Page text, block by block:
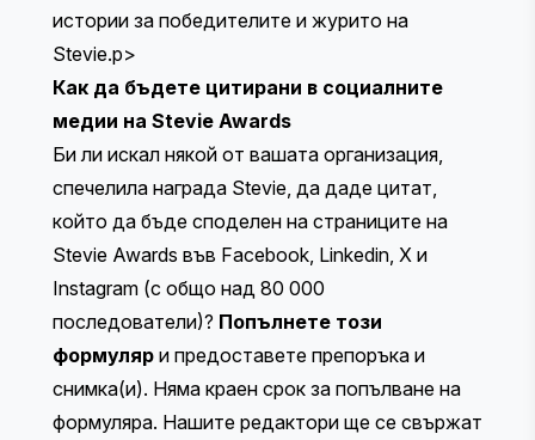
истории за победителите и журито на
Stevie.p>
Как да бъдете цитирани в социалните
медии на Stevie Awards
Би ли искал някой от вашата организация,
спечелила награда Stevie, да даде цитат,
който да бъде споделен на страниците на
Stevie Awards във Facebook, Linkedin, X и
Instagram (с общо над 80 000
последователи)? Попълнете този
формуляр и предоставете препоръка и
снимка(и). Няма краен срок за попълване на
формуляра. Нашите редактори ще се свържат